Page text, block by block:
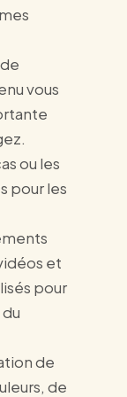
vous
ou les
pour les
et
pour
de
de